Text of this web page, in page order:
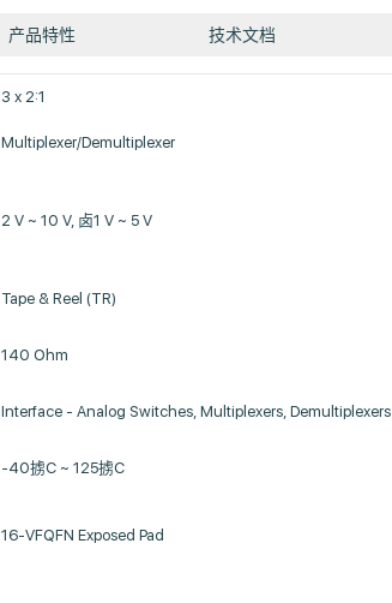
产品特性 技术文档
3 x 2:1
Multiplexer/Demultiplexer
2 V ~ 10 V, 卤1 V ~ 5 V
Tape & Reel (TR)
140 Ohm
Interface - Analog Switches, Multiplexers, Demultiplexers
-40掳C ~ 125掳C
16-VFQFN Exposed Pad